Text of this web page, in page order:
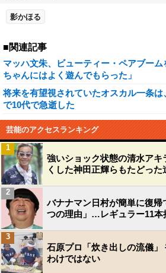
影かほる
■関連記事
マッハ文朱、ビューティー・ペアブー
ちゃんにはよく遊んでもらった」
将来を有望視されていたオスカル一条
で10代で急逝した
芸能のアクセスランキング
強いショック状態の清水ア
くした神田正輝らもたどった
1
バナナマン日村が簡単に復
つの理由」…レギュラー11本
2
石原プロ「炊き出しの流儀
わけではない
3